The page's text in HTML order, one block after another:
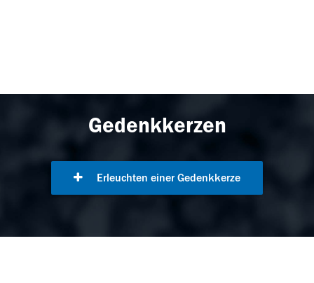
Gedenkkerzen
Erleuchten einer Gedenkkerze